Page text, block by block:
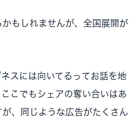
もしれませんが、全国展開が
スには向いてるってお話を地
こでもシェアの奪い合いはあ
、同じような広告がたくさん